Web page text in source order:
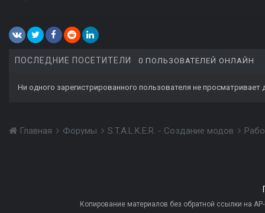
ПОСЛЕДНИЕ ПОСЕТИТЕЛИ 0 ПОЛЬЗОВАТЕЛЕЙ ОНЛАЙН
Ни одного зарегистрированного пользователя не просматривает
Главная Форумы S.T.A.L.K.E.R. - Создание модов
Копирование материалов без обратной ссылки на